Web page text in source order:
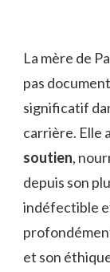
La mère de
pas
significatif
carrière. Elle
soutien,
depuis son
indéfectible
et son